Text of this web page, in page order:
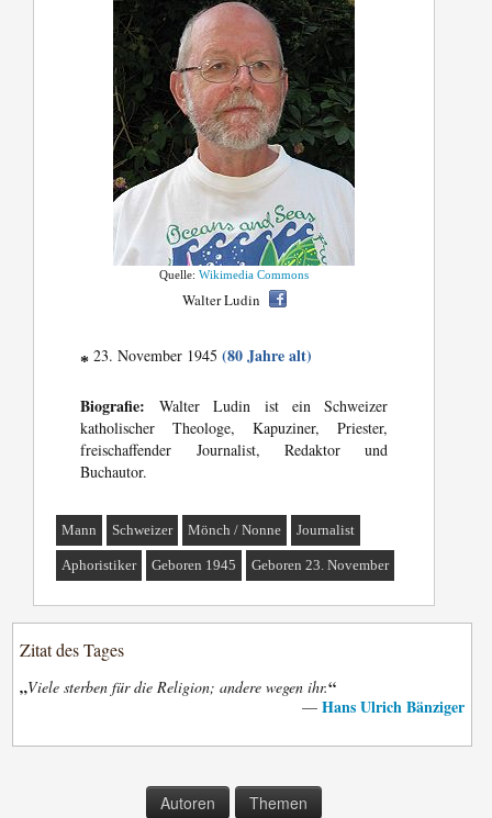
Quelle:Wikimedia Commons
Walter Ludin
* 23. November 1945(80 Jahre alt)
Biografie: Walter Ludin ist ein Schweizer
katholischer Theologe, Kapuziner, Priester,
freischaffender Journalist, Redaktor und
Buchautor.
Mann Schweizer Mönch / Nonne Journalist
Aphoristiker Geboren 1945 Geboren 23. November
Zitat des Tages
„Viele sterben für die Religion; andere wegen ihr.“
— Hans Ulrich Bänziger
Autoren Themen